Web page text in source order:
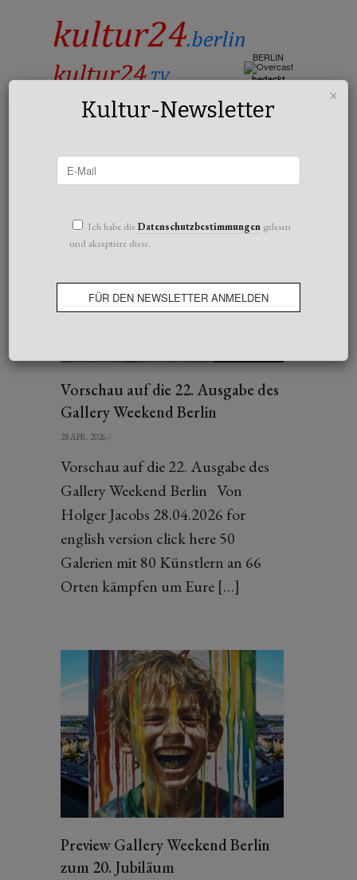
BERLIN
bedeckt
Vorschau auf die 22. Ausgabe des
Gallery Weekend Berlin
28 APR. 2026 /
Vorschau auf die 22. Ausgabe des
Gallery Weekend Berlin Von
Holger Jacobs 28.04.2026 for
english version click here 50
Galerien mit 80 Künstlern an 66
Orten kämpfen um Eure […]
Preview Gallery Weekend Berlin
zum 20. Jubiläum
Kultur-Newsletter
Ich habe dieDatenschutzbestimmungengelesen
und akzeptiere diese.
×